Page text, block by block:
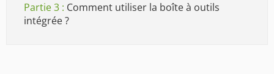
Partie 3 : Comment utiliser la boîte à outils
intégrée ?